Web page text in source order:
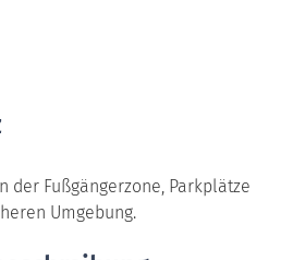
der Fußgängerzone, Parkplätze
Umgebung.